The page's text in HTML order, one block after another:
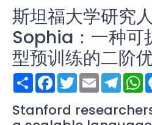
斯坦福大学研究
Sophia：一种可
型预训练的二阶
S
h
r
e
F
a
e
b
T
w
t
t
E
m
i
l
T
e
e
g
W
h
t
s
Stanford